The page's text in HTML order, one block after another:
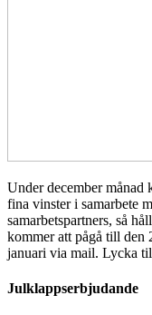
Under december
fina vinster i samarbete
samarbetspartners, så
kommer att pågå till den
januari via mail. Lycka
Julklappserbjudande